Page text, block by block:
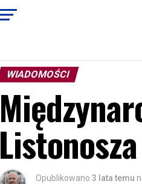
WIADOMOŚCI
Opublikowano 3 lata temu